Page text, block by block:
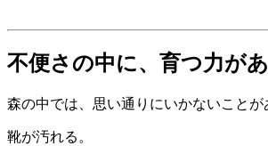
不便さの中に、育つ力が
森の中では、思い通りにいかないことが
靴が汚れる。